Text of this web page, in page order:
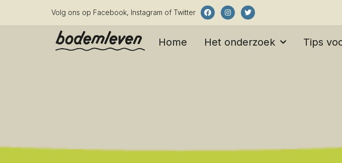
Volg ons op Facebook, Instagram of Twitter
Home Het onderzoek Tips